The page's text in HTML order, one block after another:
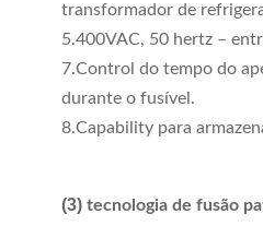
transformador de
5.400VAC, 50 hertz –
7.Control do tempo do
durante o fusível.
8.Capability para
(3) tecnologia de fusão